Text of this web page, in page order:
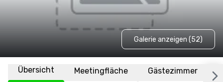
Galerie anzeigen (52)
Übersicht Meetingfläche Gästezimmer